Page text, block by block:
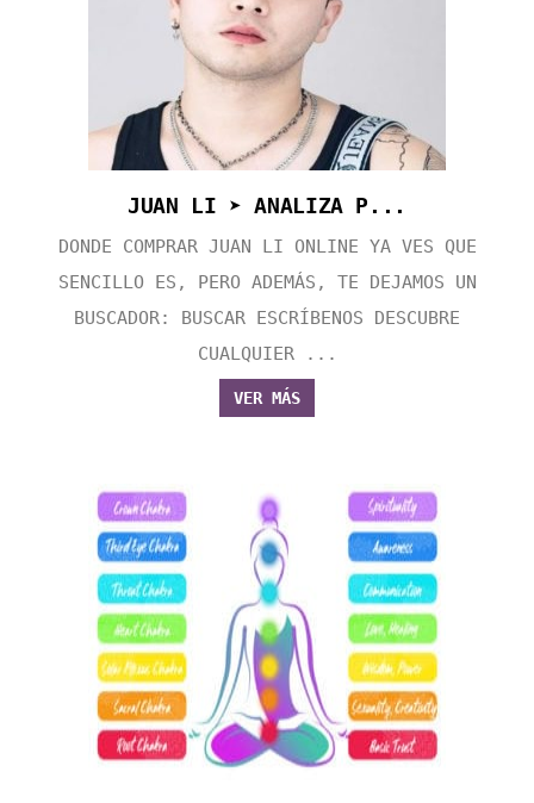
JUAN LI ➤ ANALIZA P...
DONDE COMPRAR JUAN LI ONLINE YA VES QUE
SENCILLO ES, PERO ADEMÁS, TE DEJAMOS UN
BUSCADOR: BUSCAR ESCRÍBENOS DESCUBRE
CUALQUIER ...
VER MÁS